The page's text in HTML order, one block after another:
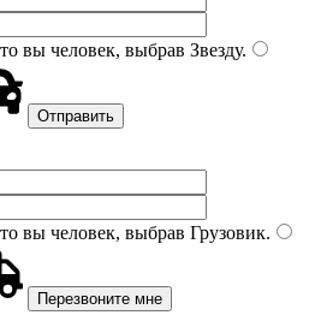
вы человек, выбрав Звезду.
вы человек, выбрав Грузовик.